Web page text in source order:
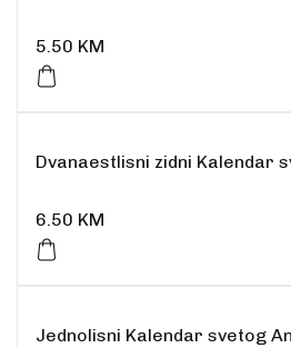
5.50 KM
Dvanaestlisni zidni Kalendar
6.50 KM
Jednolisni Kalendar svetog